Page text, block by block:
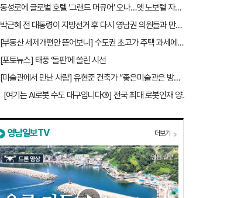
동성로에 글로벌 호텔 ‘그랜드 머큐어’ 오나…옛 노보텔 자리 사무실 개설
박근혜 전 대통령이 지방선거 후 다시 영남권 의원들과 만난 이유는?
[부동산 세제개편안 뜯어보니] 수도권 초고가 주택 과세에만 초점…침체된 지방 부동산 대책은 없다
[포토뉴스] 태풍 ‘돌핀’에 쏠린 시선
[미술관에서 만난 사람] 유현준 건축가 “좋은미술관은 방문객이 많은 미술관”
[여기는 AI로봇 수도 대구입니다⑤] 전국 최대 로봇인재 양성소…“대구산업 맞춤형 교육과정 만들자”
영남일보TV 더보기